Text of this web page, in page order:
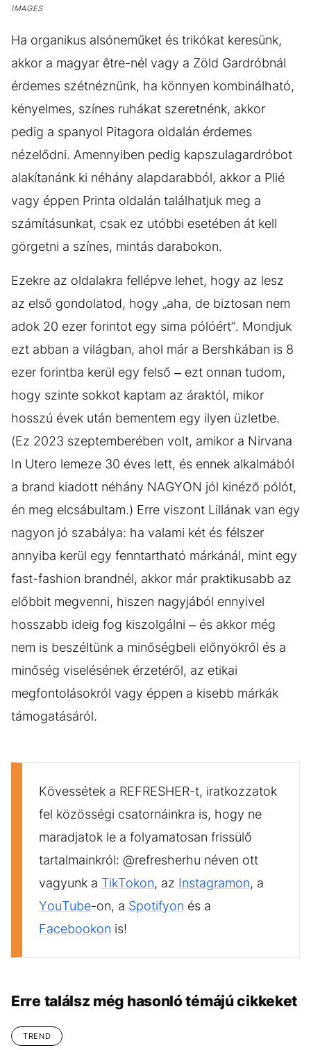
IMAGES
Ha organikus alsóneműket és trikókat keresünk,
akkor a magyar être-nél vagy a Zöld Gardróbnál
érdemes szétnéznünk, ha könnyen kombinálható,
kényelmes, színes ruhákat szeretnénk, akkor
pedig a spanyol Pitagora oldalán érdemes
nézelődni. Amennyiben pedig kapszulagardróbot
alakítanánk ki néhány alapdarabból, akkor a Plié
vagy éppen Printa oldalán találhatjuk meg a
számításunkat, csak ez utóbbi esetében át kell
görgetni a színes, mintás darabokon.
Ezekre az oldalakra fellépve lehet, hogy az lesz
az első gondolatod, hogy „aha, de biztosan nem
adok 20 ezer forintot egy sima pólóért”. Mondjuk
ezt abban a világban, ahol már a Bershkában is 8
ezer forintba kerül egy felső – ezt onnan tudom,
hogy szinte sokkot kaptam az áraktól, mikor
hosszú évek után bementem egy ilyen üzletbe.
(Ez 2023 szeptemberében volt, amikor a Nirvana
In Utero lemeze 30 éves lett, és ennek alkalmából
a brand kiadott néhány NAGYON jól kinéző pólót,
én meg elcsábultam.) Erre viszont Lillának van egy
nagyon jó szabálya: ha valami két és félszer
annyiba kerül egy fenntartható márkánál, mint egy
fast-fashion brandnél, akkor már praktikusabb az
előbbit megvenni, hiszen nagyjából ennyivel
hosszabb ideig fog kiszolgálni – és akkor még
nem is beszéltünk a minőségbeli előnyökről és a
minőség viselésének érzetéről, az etikai
megfontolásokról vagy éppen a kisebb márkák
támogatásáról.
Kövessétek a REFRESHER-t, iratkozzatok
fel közösségi csatornáinkra is, hogy ne
maradjatok le a folyamatosan frissülő
tartalmainkról: @refresherhu néven ott
vagyunk a TikTokon, az Instagramon, a
YouTube-on, a Spotifyon és a
Facebookon is!
Erre találsz még hasonló témájú cikkeket
TREND